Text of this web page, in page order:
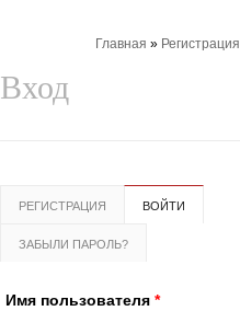
Главная » Регистрация
Вход
Главные вкладки
РЕГИСТРАЦИЯ ВОЙТИ
ЗАБЫЛИ ПАРОЛЬ?
Имя пользователя *